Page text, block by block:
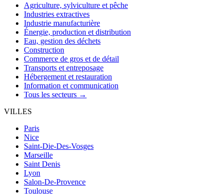
Agriculture, sylviculture et pêche
Industries extractives
Industrie manufacturière
Énergie, production et distribution
Eau, gestion des déchets
Construction
Commerce de gros et de détail
Transports et entreposage
Hébergement et restauration
Information et communication
Tous les secteurs →
VILLES
Paris
Nice
Saint-Die-Des-Vosges
Marseille
Saint Denis
Lyon
Salon-De-Provence
Toulouse